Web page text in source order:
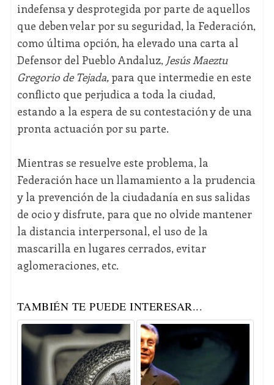
indefensa y desprotegida por parte de aquellos
que deben velar por su seguridad, la Federación,
como última opción, ha elevado una carta al
Defensor del Pueblo Andaluz, Jesús Maeztu
Gregorio de Tejada,para que intermedie en este
conflicto que perjudica a toda la ciudad,
estando a la espera de su contestación y de una
pronta actuación por su parte.
Mientras se resuelve este problema, la
Federación hace un llamamiento a la prudencia
y la prevención de la ciudadanía en sus salidas
de ocio y disfrute, para que no olvide mantener
la distancia interpersonal, el uso de la
mascarilla en lugares cerrados, evitar
aglomeraciones, etc.
TAMBIÉN TE PUEDE INTERESAR...